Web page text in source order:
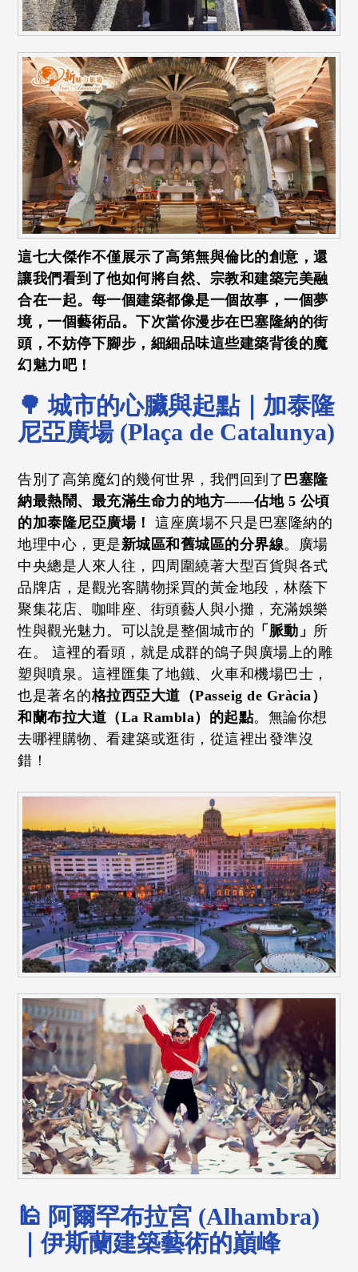
這七大傑作不僅展示了高第無與倫比的創意，還
讓我們看到了他如何將自然、宗教和建築完美融
合在一起。每一個建築都像是一個故事，一個夢
境，一個藝術品。下次當你漫步在巴塞隆納的街
頭，不妨停下腳步，細細品味這些建築背後的魔
幻魅力吧！
🌳 城市的心臟與起點｜加泰隆
尼亞廣場 (Plaça de Catalunya)
告別了高第魔幻的幾何世界，我們回到了 巴塞隆
納最熱鬧、最充滿生命力的地方——佔地 5 公頃
的加泰隆尼亞廣場！
這座廣場不只是巴塞隆納的
地理中心，更是新城區和舊城區的分界線。廣場
中央總是人來人往，四周圍繞著大型百貨與各式
品牌店，是觀光客購物採買的黃金地段，林蔭下
聚集花店、咖啡座、街頭藝人與小攤，充滿娛樂
性與觀光魅力。可以說是整個城市的 「脈動」 所
在。 這裡的看頭，就是成群的鴿子與廣場上的雕
塑與噴泉。這裡匯集了地鐵、火車和機場巴士，
也是著名的格拉西亞大道（Passeig de Gràcia）
和蘭布拉大道（La Rambla）的起點。無論你想
去哪裡購物、看建築或逛街，從這裡出發準沒
錯！
🕌 阿爾罕布拉宮 (Alhambra)
｜伊斯蘭建築藝術的巔峰